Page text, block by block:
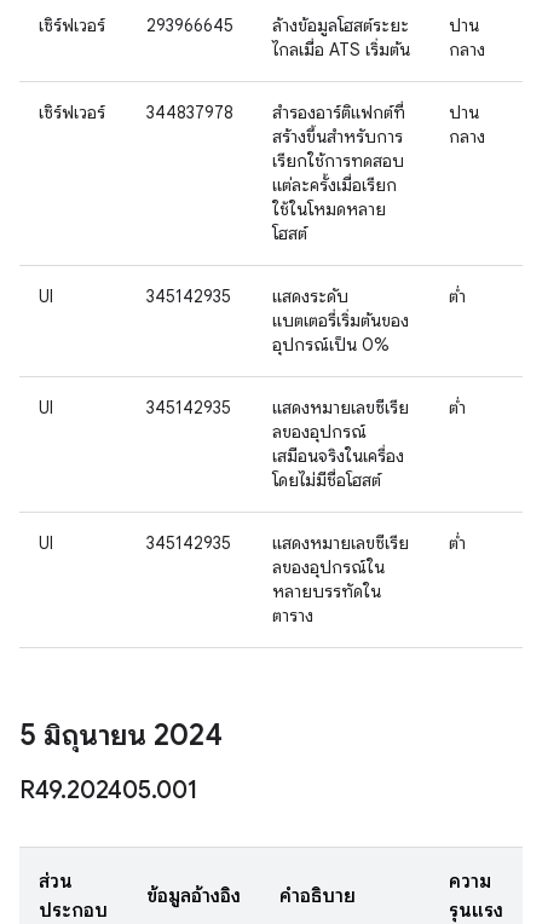
เซิร์ฟเวอร์ 293966645
ล้างข้อมูลโฮสต์ระยะ
ไกลเมื่อ ATS เริ่มต้น
ปาน
กลาง
เซิร์ฟเวอร์ 344837978
สำรองอาร์ติแฟกต์ที่
สร้างขึ้นสำหรับการ
เรียกใช้การทดสอบ
แต่ละครั้งเมื่อเรียก
ใช้ในโหมดหลาย
โฮสต์
ปาน
กลาง
UI 345142935
แสดงระดับ
แบตเตอรี่เริ่มต้นของ
อุปกรณ์เป็น 0%
ต่ำ
UI 345142935
แสดงหมายเลขซีเรีย
ลของอุปกรณ์
เสมือนจริงในเครื่อง
โดยไม่มีชื่อโฮสต์
ต่ำ
UI 345142935
แสดงหมายเลขซีเรีย
ลของอุปกรณ์ใน
หลายบรรทัดใน
ตาราง
ต่ำ
5 มิถุนายน 2024
R49.202405.001
ส่วน
ประกอบ
ข้อมูลอ้างอิง คำอธิบาย
ความ
รุนแรง